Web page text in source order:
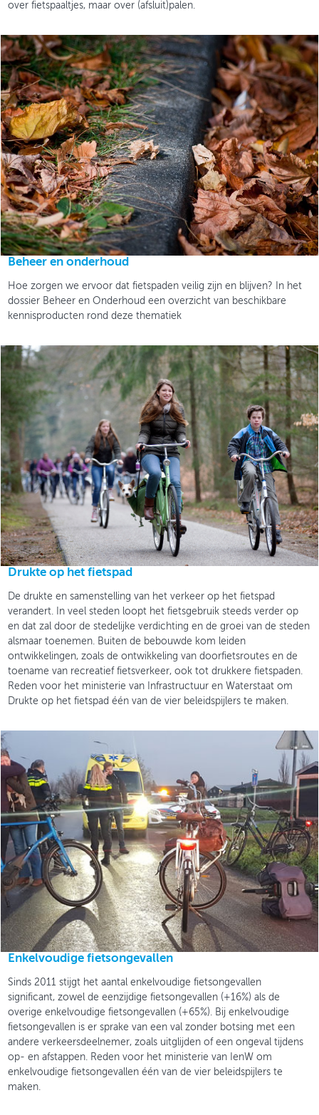
over fietspaaltjes, maar over (afsluit)palen.
Beheer en onderhoud
Hoe zorgen we ervoor dat fietspaden veilig zijn en blijven? In het
dossier Beheer en Onderhoud een overzicht van beschikbare
kennisproducten rond deze thematiek
Drukte op het fietspad
De drukte en samenstelling van het verkeer op het fietspad
verandert. In veel steden loopt het fietsgebruik steeds verder op
en dat zal door de stedelijke verdichting en de groei van de steden
alsmaar toenemen. Buiten de bebouwde kom leiden
ontwikkelingen, zoals de ontwikkeling van doorfietsroutes en de
toename van recreatief fietsverkeer, ook tot drukkere fietspaden.
Reden voor het ministerie van Infrastructuur en Waterstaat om
Drukte op het fietspad één van de vier beleidspijlers te maken.
Enkelvoudige fietsongevallen
Sinds 2011 stijgt het aantal enkelvoudige fietsongevallen
significant, zowel de eenzijdige fietsongevallen (+16%) als de
overige enkelvoudige fietsongevallen (+65%). Bij enkelvoudige
fietsongevallen is er sprake van een val zonder botsing met een
andere verkeersdeelnemer, zoals uitglijden of een ongeval tijdens
op- en afstappen. Reden voor het ministerie van IenW om
enkelvoudige fietsongevallen één van de vier beleidspijlers te
maken.